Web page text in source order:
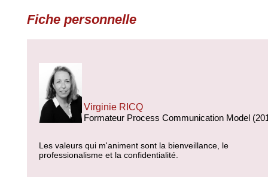
Fiche personnelle
Virginie RICQ
Formateur Process Communication Model
Les valeurs qui m'animent sont la bienveillance, le
professionalisme et la confidentialité.